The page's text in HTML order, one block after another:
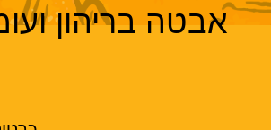
אבטה בריהון